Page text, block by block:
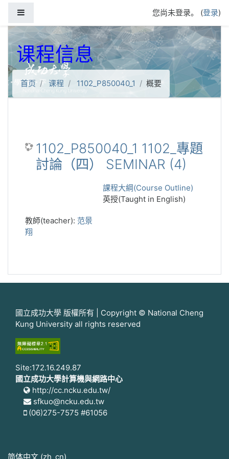
您尚未登录。 (登录)
课程信息
首页 课程 1102_P850040_1 概要
1102_P850040_1 1102_專題
討論（四） SEMINAR (4)
課程大綱(Course Outline)
英授(Taught in English)
教師(teacher): 范景
翔
國立成功大學 版權所有 | Copyright © National Cheng
Kung University all rights reserved
Site:172.16.249.87
國立成功大學計算機與網路中心
http://cc.ncku.edu.tw/
sfkuo@ncku.edu.tw
(06)275-7575 #61056
简体中文 ‎(zh_cn)‎